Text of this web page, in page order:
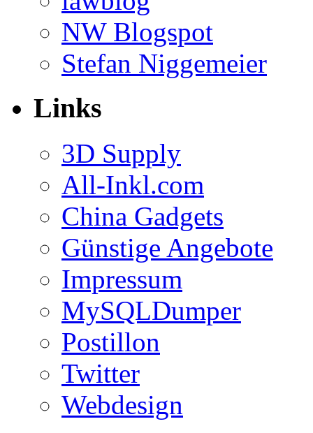
NW Blogspot
Stefan Niggemeier
Links
3D Supply
All-Inkl.com
China Gadgets
Günstige Angebote
Impressum
MySQLDumper
Postillon
Twitter
Webdesign